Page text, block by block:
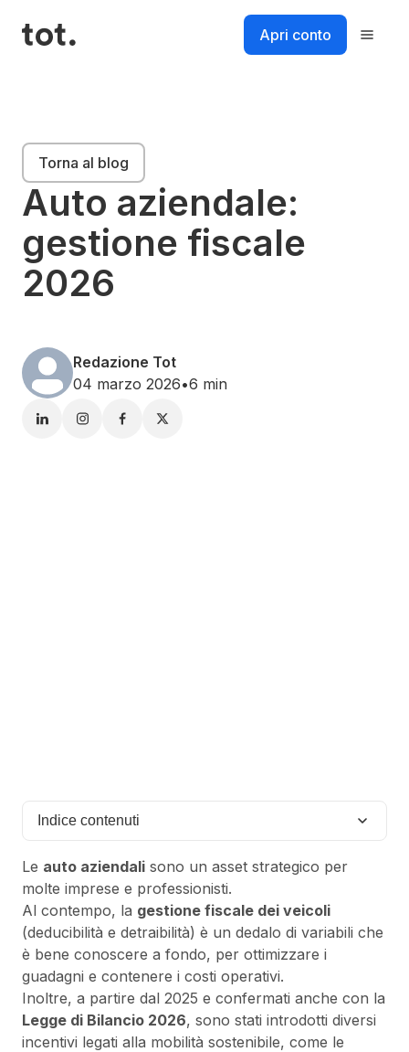
Apri conto
Soluzioni
Risorse
Prezzi
Accedi al tuo account
Accedi
Torna al blog
Auto aziendale:
gestione fiscale
2026
Redazione Tot
04 marzo 2026•6 min
Indice contenuti
Le auto aziendali sono un asset strategico per
molte imprese e professionisti.
Al contempo, la gestione fiscale dei veicoli
(deducibilità e detraibilità) è un dedalo di variabili che
è bene conoscere a fondo, per ottimizzare i
guadagni e contenere i costi operativi.
Inoltre, a partire dal 2025 e confermati anche con la
Legge di Bilancio 2026, sono stati introdotti diversi
incentivi legati alla mobilità sostenibile, come le